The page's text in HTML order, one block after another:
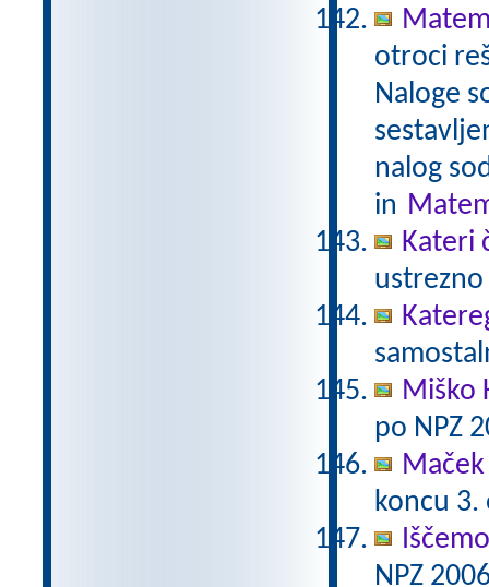
otroci
Naloge
nalog
in
Kateri
Miško
po NPZ
koncu
NPZ